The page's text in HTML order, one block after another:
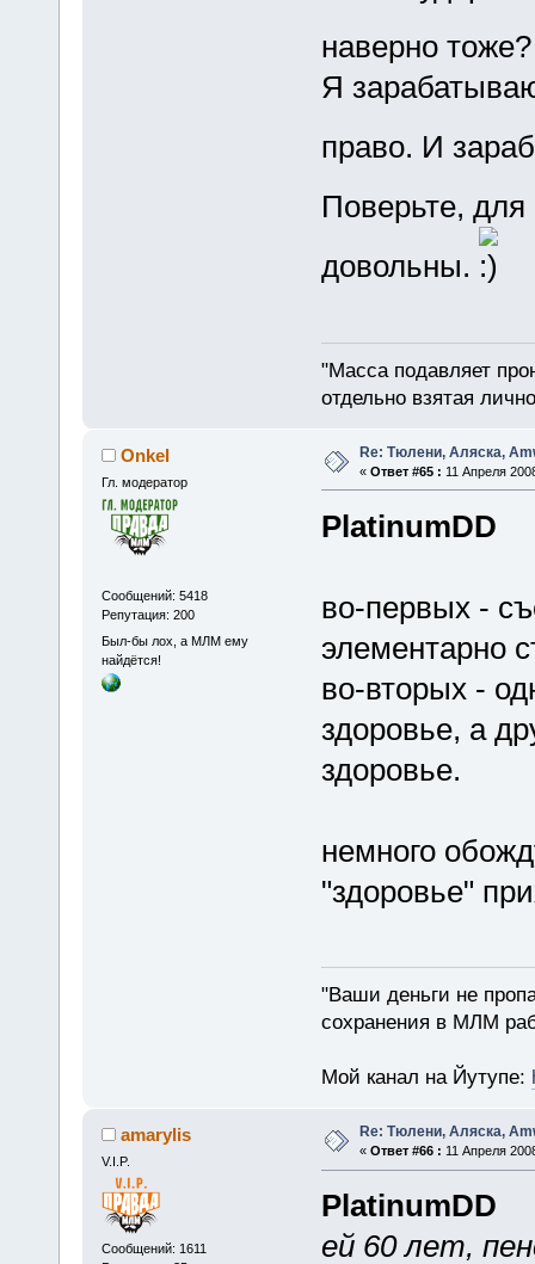
наверно
Я
право. И
Поверьте,
довольны.
"Масса подавляет
отдельно взятая
Onkel
Гл. модератор
Сообщений: 5418
Репутация: 200
Был-бы лох, а МЛМ ему
найдётся!
Re: Тюлени, Аляска,
« Ответ #65 : 11 Апреля
PlatinumDD
во-первых -
элементарно
во-вторых -
здоровье, а
здоровье.
немного
"здоровье"
"Ваши деньги не
сохранения в МЛМ
Мой канал на Йутупе:
amarylis
V.I.P.
Сообщений: 1611
Re: Тюлени, Аляска,
« Ответ #66 : 11 Апреля
PlatinumDD
ей 60 лет,